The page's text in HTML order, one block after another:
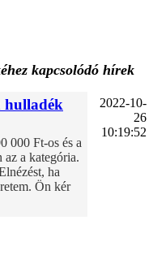
kapcsolódó hírek
hulladék
000 Ft-os és a
az a kategória.
ha
Ön kér
2022-10-
26
10:19:52